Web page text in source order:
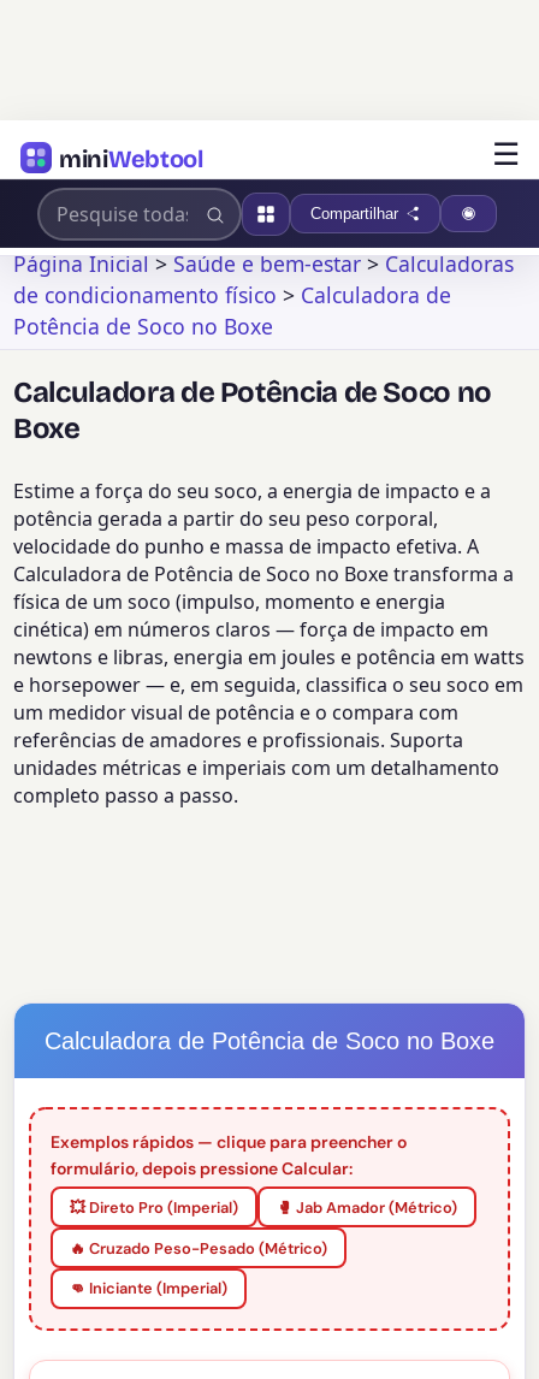
miniWebtool ☰
Compartilhar
Página Inicial>Saúde e bem-estar>Calculadoras
de condicionamento físico > Calculadora de
Potência de Soco no Boxe
Calculadora de Potência de Soco no
Boxe
Estime a força do seu soco, a energia de impacto e a
potência gerada a partir do seu peso corporal,
velocidade do punho e massa de impacto efetiva. A
Calculadora de Potência de Soco no Boxe transforma a
física de um soco (impulso, momento e energia
cinética) em números claros — força de impacto em
newtons e libras, energia em joules e potência em watts
e horsepower — e, em seguida, classifica o seu soco em
um medidor visual de potência e o compara com
referências de amadores e profissionais. Suporta
unidades métricas e imperiais com um detalhamento
completo passo a passo.
Calculadora de Potência de Soco no Boxe
Exemplos rápidos — clique para preencher o
formulário, depois pressione Calcular:
💥 Direto Pro (Imperial)
🥊 Jab Amador (Métrico)
🔥 Cruzado Peso-Pesado (Métrico)
👊 Iniciante (Imperial)